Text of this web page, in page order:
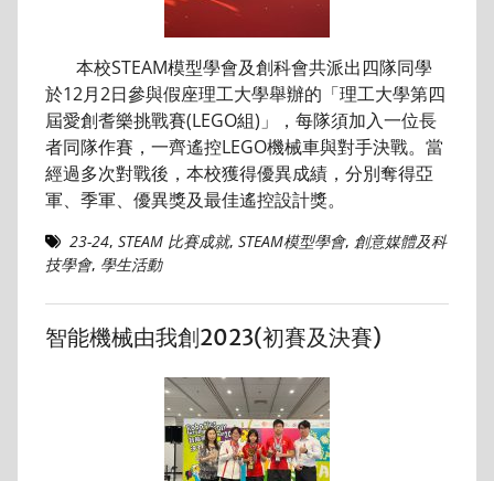
本校STEAM模型學會及創科會共派出四隊同學
於12月2日參與假座理工大學舉辦的「理工大學第四
屆愛創耆樂挑戰賽(LEGO組)」，每隊須加入一位長
者同隊作賽，一齊遙控LEGO機械車與對手決戰。當
經過多次對戰後，本校獲得優異成績，分別奪得亞
軍、季軍、優異獎及最佳遙控設計獎。
23-24, STEAM 比賽成就, STEAM模型學會, 創意媒體及科
技學會, 學生活動
智能機械由我創2023(初賽及決賽)